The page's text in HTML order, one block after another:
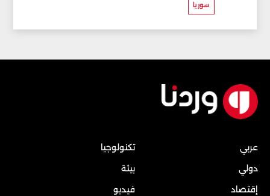
سوريا
عربي
دولي
إقتصاد
تكنولوجيا
بيئة
فيديو